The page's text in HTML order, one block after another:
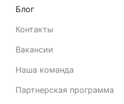
Блог
Контакты
Вакансии
Наша команда
Партнерская программа